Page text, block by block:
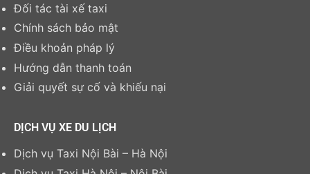
Đối tác tài xế taxi
Chính sách bảo mật
Điều khoản pháp lý
Hướng dẫn thanh toán
Giải quyết sự cố và khiếu nại
DỊCH VỤ XE DU LỊCH
Dịch vụ Taxi Nội Bài – Hà Nội